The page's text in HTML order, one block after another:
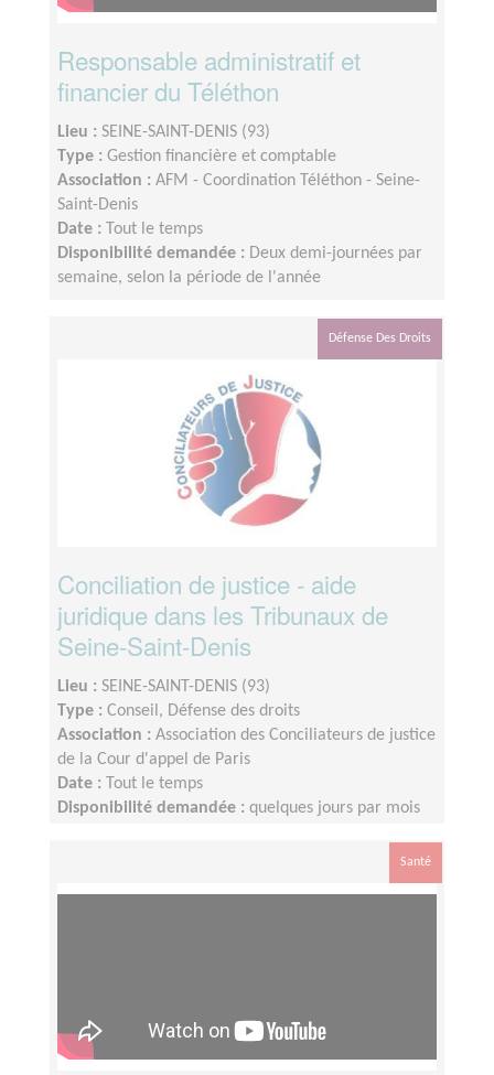
Responsable administratif et
financier du Téléthon
Lieu : SEINE-SAINT-DENIS (93)
Type : Gestion financière et comptable
Association : AFM - Coordination Téléthon - Seine-
Saint-Denis
Date :
Tout le temps
Disponibilité demandée : Deux demi-journées par
semaine, selon la période de l'année
Défense Des Droits
Conciliation de justice - aide
juridique dans les Tribunaux de
Seine-Saint-Denis
Lieu : SEINE-SAINT-DENIS (93)
Type : Conseil, Défense des droits
Association : Association des Conciliateurs de justice
de la Cour d'appel de Paris
Date :
Tout le temps
Disponibilité demandée : quelques jours par mois
Santé